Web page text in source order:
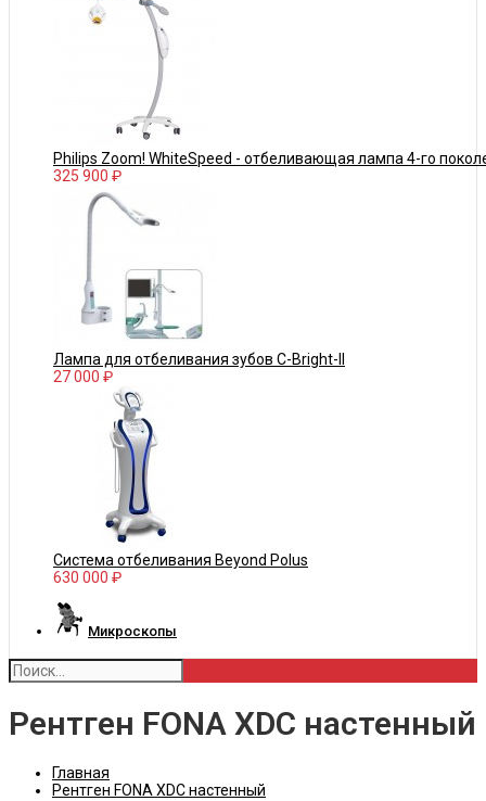
Philips Zoom! WhiteSpeed - отбеливающая лампа 4-го
325 900 ₽
Лампа для отбеливания зубов С-Bright-II
27 000 ₽
Система отбеливания Beyond Polus
630 000 ₽
Микроскопы
Рентген FONA XDC настенный
Главная
Рентген FONA XDC настенный